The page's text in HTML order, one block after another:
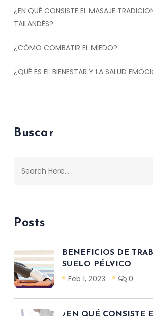
¿EN QUÉ CONSISTE EL MASAJE
TAILANDÉS?
¿CÓMO COMBATIR EL MIEDO?
¿QUÉ ES EL BIENESTAR Y LA SALUD
Buscar
Posts
BENEFICIOS DE
SUELO PÉLVICO
Feb 1, 2023 0